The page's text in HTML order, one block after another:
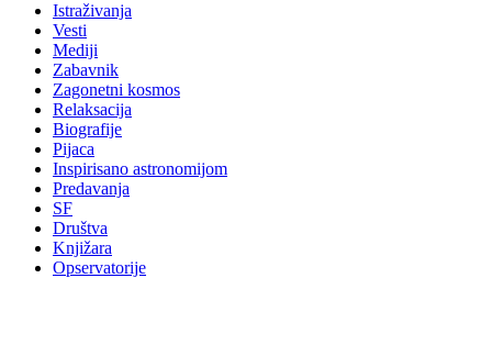
Istraživanja
Vesti
Mediji
Zabavnik
Zagonetni kosmos
Relaksacija
Biografije
Pijaca
Inspirisano astronomijom
Predavanja
SF
Društva
Knjižara
Opservatorije